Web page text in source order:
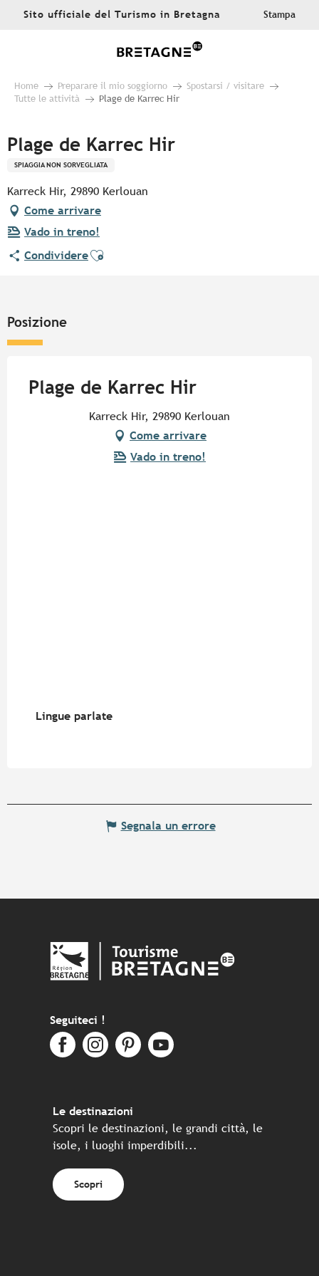
AllerSito ufficiale del Turismo in Bretagna Stampa
Home Preparare il mio soggiorno
Spostarsi / visitare
Tutte le attività
Plage de Karrec Hir
Plage de Karrec Hir
SPIAGGIA NON SORVEGLIATA
Karreck Hir, 29890 Kerlouan
Come arrivare
Vado in treno!
CondividereAjouter aux favoris
Posizione
Plage de Karrec Hir
Karreck Hir, 29890 Kerlouan
Come arrivare
Vado in treno!
Lingue parlate
Lingue parlate
Segnala un errore
Seguiteci !
Le destinazioni
Scopri le destinazioni, le grandi città, le
isole, i luoghi imperdibili...
Scopri